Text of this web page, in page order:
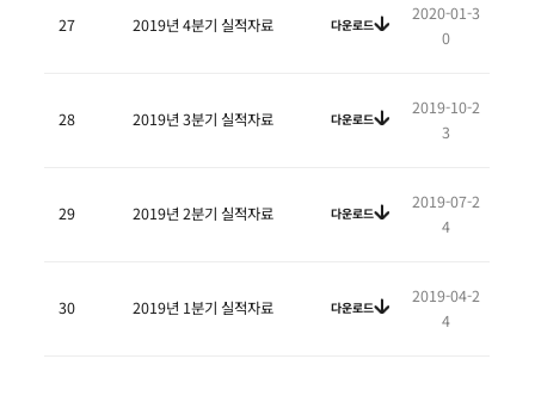
27 2019년 4분기 실적자료 다운로드
2020-01-3
0
28 2019년 3분기 실적자료 다운로드
2019-10-2
3
29 2019년 2분기 실적자료 다운로드
2019-07-2
4
30 2019년 1분기 실적자료 다운로드
2019-04-2
4